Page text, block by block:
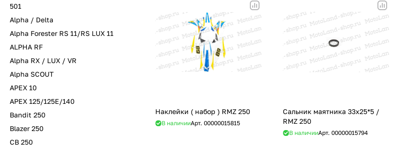
Наклейки ( набор ) RMZ 250
В наличииАрт. 00000015815
Сальник маятника 33x25*5 /
RMZ 250
В наличииАрт. 00000015794
501
Alpha / Delta
Alpha Forester RS 11/RS LUX 11
ALPHA RF
Alpha RX / LUX / VR
Alpha SCOUT
APEX 10
APEX 125/125E/140
Bandit 250
Blazer 250
CB 250